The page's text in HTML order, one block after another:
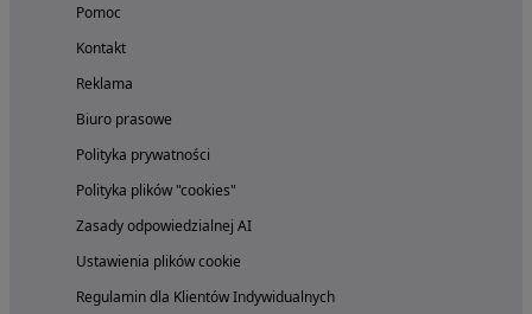
Pomoc
Kontakt
Reklama
Biuro prasowe
Polityka prywatności
Polityka plików "cookies"
Zasady odpowiedzialnej AI
Ustawienia plików cookie
Regulamin dla Klientów Indywidualnych